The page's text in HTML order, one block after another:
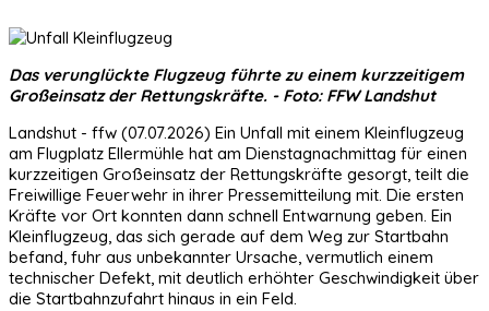
Das verunglückte Flugzeug führte zu einem kurzzeitigem
Großeinsatz der Rettungskräfte. - Foto: FFW Landshut
Landshut - ffw (07.07.2026) Ein Unfall mit einem Kleinflugzeug
am Flugplatz Ellermühle hat am Dienstagnachmittag für einen
kurzzeitigen Großeinsatz der Rettungskräfte gesorgt, teilt die
Freiwillige Feuerwehr in ihrer Pressemitteilung mit. Die ersten
Kräfte vor Ort konnten dann schnell Entwarnung geben. Ein
Kleinflugzeug, das sich gerade auf dem Weg zur Startbahn
befand, fuhr aus unbekannter Ursache, vermutlich einem
technischer Defekt, mit deutlich erhöhter Geschwindigkeit über
die Startbahnzufahrt hinaus in ein Feld.